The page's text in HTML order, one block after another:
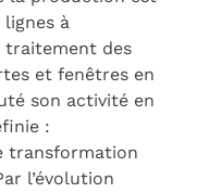
à
traitement des
et fenêtres en
son activité en
:
transformation
l’évolution